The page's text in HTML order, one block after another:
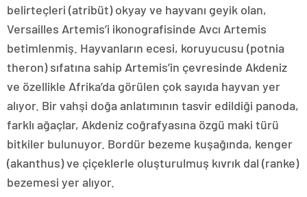
belirteçleri (atribüt) okyay ve hayvanı geyik olan,
Versailles Artemis’i ikonografisinde Avcı Artemis
betimlenmiş. Hayvanların ecesi, koruyucusu (potnia
theron) sıfatına sahip Artemis’in çevresinde Akdeniz
ve özellikle Afrika’da görülen çok sayıda hayvan yer
alıyor. Bir vahşi doğa anlatımının tasvir edildiği panoda,
farklı ağaçlar, Akdeniz coğrafyasına özgü maki türü
bitkiler bulunuyor. Bordür bezeme kuşağında, kenger
(akanthus) ve çiçeklerle oluşturulmuş kıvrık dal (ranke)
bezemesi yer alıyor.